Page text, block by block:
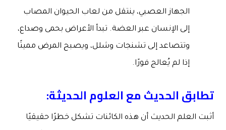
الجهاز العصبي، ينتقل من لعاب الحيوان المصاب
إلى الإنسان عبر العضة. تبدأ الأعراض بحمى وصداع،
وتتصاعد إلى تشنجات وشلل، ويصبح المرض مميتًا
إذا لم يُعالج فورًا.
تطابق الحديث مع العلوم الحديثة:
أثبت العلم الحديث أن هذه الكائنات تشكل خطرًا حقيقيًا